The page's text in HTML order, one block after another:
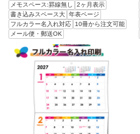
メモスペース:罫線無し
2ヶ月表示
書き込みスペース大 年表ページ
フルカラー名入れ対応
10冊から注文可能
メール便・郵送OK